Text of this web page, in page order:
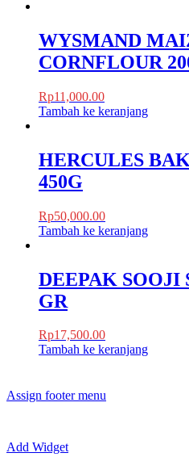
WYSMAND
CORNFLOUR
Rp11,000.00
Tambah ke keranjang
HERCULES
450G
Rp50,000.00
Tambah ke keranjang
DEEPAK SOOJI
GR
Rp17,500.00
Tambah ke keranjang
Assign footer menu
Add Widget